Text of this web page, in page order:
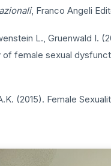
, Franco Angeli
L., Gruenwald I.
female sexual
(2015). Female